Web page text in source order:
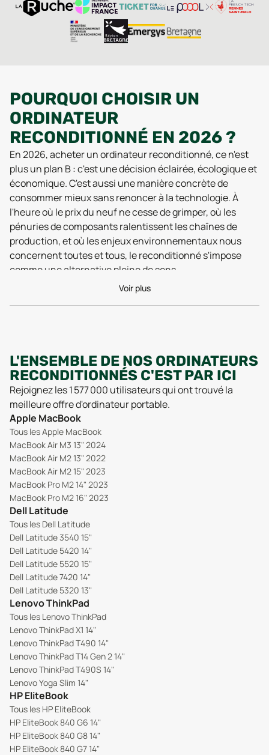
POURQUOI CHOISIR UN
ORDINATEUR
RECONDITIONNÉ EN 2026 ?
En 2026, acheter un ordinateur reconditionné, ce n'est
plus un plan B : c'est une décision éclairée, écologique et
économique. C'est aussi une manière concrète de
consommer mieux sans renoncer à la technologie. À
l'heure où le prix du neuf ne cesse de grimper, où les
pénuries de composants ralentissent les chaînes de
production, et où les enjeux environnementaux nous
concernent toutes et tous, le reconditionné s'impose
comme une alternative pleine de sens.
Un ordinateur reconditionné, c'est un appareil qui a déjà
permet de garantir un état technique fonctionnel voire
proche du neuf, avec des composants essentiels comme
le SSD, la RAM ou le système de ventilation contrôlés
avec soin.
L'avantage le plus évident, c'est bien sûr le prix. En optant
pour un modèle reconditionné, vous pouvez économiser
30 à 70 % par rapport à l'équivalent neuf, tout en
accédant à des gammes professionnelles fiables et
souvent bien plus durables que les produits d'entrée de
gamme actuels.
Mais ce n'est pas tout. Il y a aussi l'aspect écologique.
Produire un ordinateur neuf, c'est extraire des
ressources rares, consommer de l'énergie, générer des
émissions de CO₂ et du transport. En prolongeant la vie
d'un appareil déjà existant, on évite tout cela. Moins de
déchets électroniques, moins de pollution, moins de
gaspillage. C'est un geste simple, mais puissant, pour
limiter son empreinte carbone.
Et pour ne rien gâcher, il y a un troisième avantage,
souvent sous-estimé : la disponibilité immédiate. Fini les
délais de plusieurs semaines liés à la sortie de nouveaux
modèles ou aux problèmes logistiques. Les ordinateurs
reconditionnés sont souvent déjà prêts à l'envoi, dans un
état vérifié, configuré et garanti. On commande, on
reçoit, on branche, on travaille. Aussi simple que ça.
ORDINATEUR
RECONDITIONNÉ : UN LARGE
Voir plus
L'ENSEMBLE DE NOS ORDINATEURS
RECONDITIONNÉS C'EST PAR ICI
Rejoignez les 1 577 000 utilisateurs qui ont trouvé la
meilleure offre d'ordinateur portable.
Apple MacBook
Tous les Apple MacBook
MacBook Air M3 13" 2024
MacBook Air M2 13" 2022
MacBook Air M2 15" 2023
MacBook Pro M2 14" 2023
MacBook Pro M2 16" 2023
Dell Latitude
Tous les Dell Latitude
Dell Latitude 3540 15"
Dell Latitude 5420 14"
Dell Latitude 5520 15"
Dell Latitude 7420 14"
Dell Latitude 5320 13"
Lenovo ThinkPad
Tous les Lenovo ThinkPad
Lenovo ThinkPad X1 14"
Lenovo ThinkPad T490 14"
Lenovo ThinkPad T14 Gen 2 14"
Lenovo ThinkPad T490S 14"
Lenovo Yoga Slim 14"
HP EliteBook
Tous les HP EliteBook
HP EliteBook 840 G6 14"
HP EliteBook 840 G8 14"
HP EliteBook 840 G7 14"